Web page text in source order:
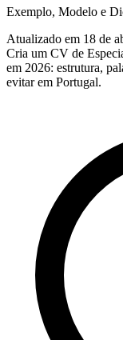
Exemplo, Modelo e
Atualizado em 18 de
Cria um CV de
em 2026: estrutura,
evitar em Portugal.